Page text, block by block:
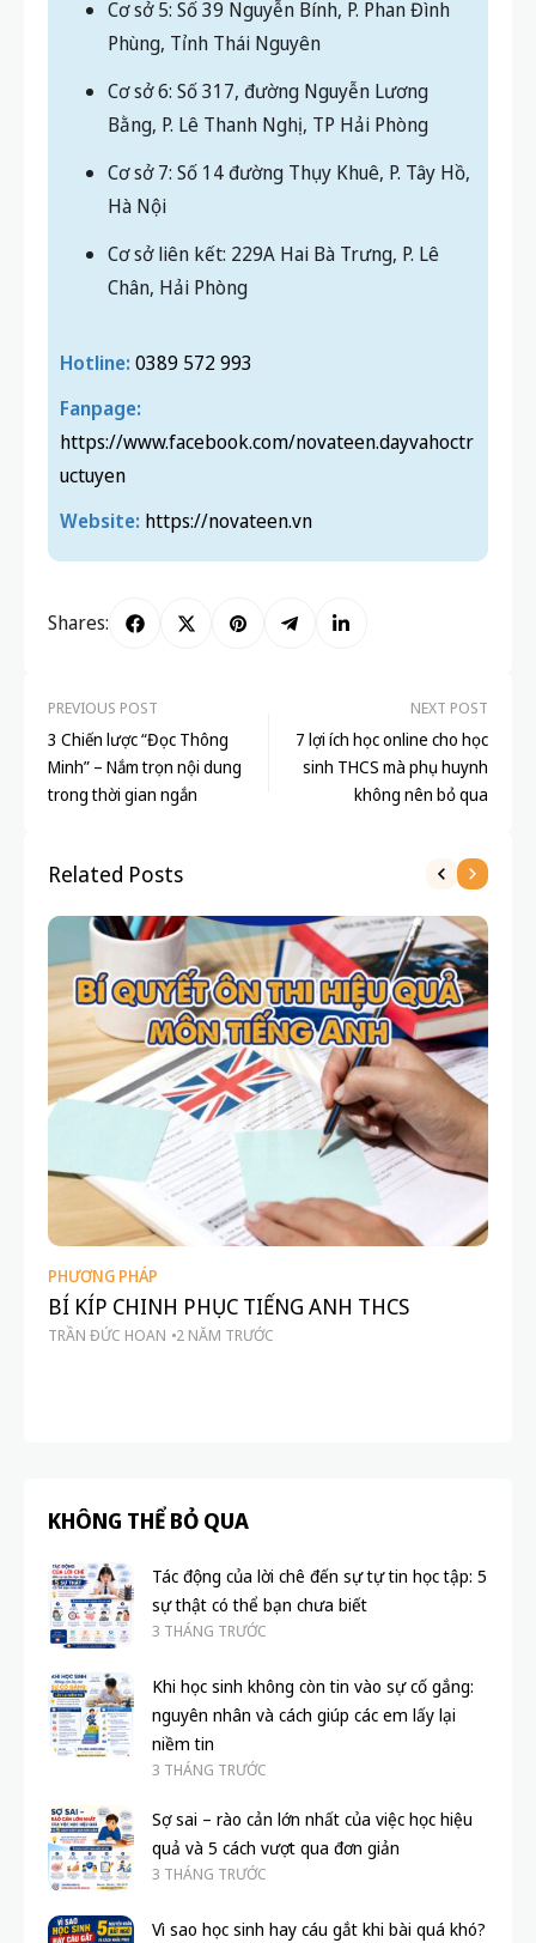
Cơ sở 5: Số 39 Nguyễn Bính, P. Phan Đình
Phùng, Tỉnh Thái Nguyên
Cơ sở 6: Số 317, đường Nguyễn Lương
Bằng, P. Lê Thanh Nghị, TP Hải Phòng
Cơ sở 7: Số 14 đường Thụy Khuê, P. Tây Hồ,
Hà Nội
Cơ sở liên kết: 229A Hai Bà Trưng, P. Lê
Chân, Hải Phòng
Hotline: 0389 572 993
Fanpage:
https://www.facebook.com/novateen.dayvahoctr
uctuyen
Website: https://novateen.vn
Shares:
PREVIOUS POST
3 Chiến lược “Đọc Thông
Minh” – Nắm trọn nội dung
trong thời gian ngắn
NEXT POST
7 lợi ích học online cho học
sinh THCS mà phụ huynh
không nên bỏ qua
Related Posts
PHƯƠNG PHÁP
BÍ KÍP CHINH PHỤC TIẾNG ANH THCS
TRẦN ĐỨC HOAN 2 NĂM TRƯỚC
KHÔNG THỂ BỎ QUA
Tác động của lời chê đến sự tự tin học tập: 5
sự thật có thể bạn chưa biết
3 THÁNG TRƯỚC
Khi học sinh không còn tin vào sự cố gắng:
nguyên nhân và cách giúp các em lấy lại
niềm tin
3 THÁNG TRƯỚC
Sợ sai – rào cản lớn nhất của việc học hiệu
quả và 5 cách vượt qua đơn giản
3 THÁNG TRƯỚC
Vì sao học sinh hay cáu gắt khi bài quá khó?